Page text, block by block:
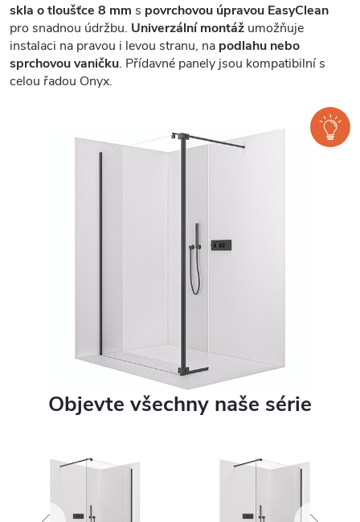
skla o tloušťce 8 mm s povrchovou úpravou EasyClean
pro snadnou údržbu. Univerzální montáž umožňuje
instalaci na pravou i levou stranu, na podlahu nebo
sprchovou vaničku. Přídavné panely jsou kompatibilní s
celou řadou Onyx.
Objevte všechny naše série